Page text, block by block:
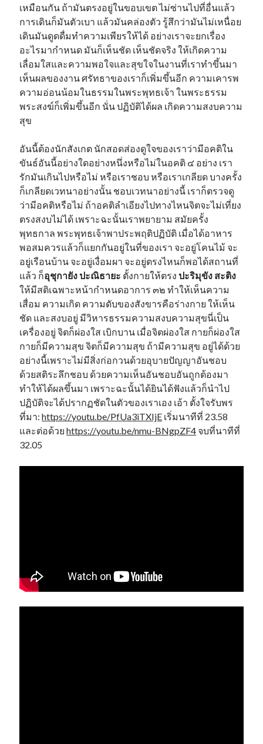
เหมือนกัน ถ้ามันตรงอยู่ในขอบเขต ไม่ซ่านไปที่อื่นแล้ว
การเดินก็มันตัวเบา แล้วมันคล่องตัว รู้สึกว่ามันไม่เหนื่อย
เดินมันดูดดื่มทำความเพียรให้ได้ อย่างเราจะยกเรื่อง
อะไรมากำหนด มันก็เห็นชัด เห็นชัดจริง ให้เกิดความ
เลื่อมใสและความพอใจและสุขใจในงานที่เราทำขึ้นมา
เห็นผลของงาน ศรัทธาของเราก็เพิ่มขึ้นอีก ความเคารพ
ความอ่อนน้อมในธรรมในพระพุทธเจ้า ในพระธรรม
พระสงฆ์ก็เพิ่มขึ้นอีก นั่น ปฏิบัติได้ผล เกิดความสงบความ
สุข
อันนี้ต้องนักสังเกต นักสอดส่องดูใจของเราว่ามีอคติใน
ขันธ์อันนี้อย่างใดอย่างหนึ่งหรือไม่ในอคติ ๔ อย่าง เรา
รักมันเกินไปหรือไม่ หรือเราชอบ หรือเราเกลียด บางครั้ง
ก็เกลียดเวทนาอย่างนั้น ชอบเวทนาอย่างนี้ เราก็ตรวจดู
ว่ามีอคติหรือไม่ ถ้าอคติลำเอียงไปทางไหนจิตจะไม่เที่ยง
ตรงสงบไม่ได้ เพราะฉะนั้นเราพยายาม สมัยครั้ง
พุทธกาล พระพุทธเจ้าพาประพฤติปฏิบัติ เมื่อได้อาหาร
พอสมควรแล้วก็แยกกันอยู่ในที่ของเรา จะอยู่โคนไม้ จะ
อยู่เรือนบ้าน จะอยู่เงื่อมผา จะอยู่ตรงไหนก็พอได้สถานที่
แล้ว ก็อุชุกายัง ปะณิธายะ ตั้งกายให้ตรง ปะริมุขัง สะติง
ให้มีสติเฉพาะหน้ากำหนดอาการ ๓๒ ทำให้เห็นความ
เสื่อม ความเกิด ความดับของสังขารคือร่างกาย ให้เห็น
ชัด และสงบอยู่ มีวิหารธรรมความสงบความสุขนี่เป็น
เครื่องอยู่ จิตก็ผ่องใส เบิกบาน เมื่อจิตผ่องใส กายก็ผ่องใส
กายก็มีความสุข จิตก็มีความสุข ถ้ามีความสุข อยู่ได้ด้วย
อย่างนี้เพราะไม่มีสิ่งก่อกวนด้วยอุบายปัญญาอันชอบ
ด้วยสติระลึกชอบ ด้วยความเห็นอันชอบอันถูกต้องมา
ทำให้ได้ผลขึ้นมา เพราะฉะนั้นได้ยินได้ฟังแล้วก็นำไป
ปฏิบัติจะได้ปรากฏชัดในตัวของเราเอง เอ้า ตั้งใจรับพร
ที่มา:https://youtu.be/PfUa3iTXIjE เริ่มนาทีที่ 23.58
และต่อด้วยhttps://youtu.be/nmu-BNgpZF4 จบที่นาทีที่
32.05